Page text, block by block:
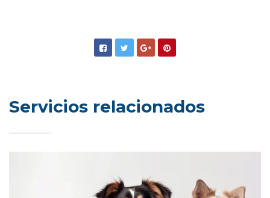
Servicios relacionados